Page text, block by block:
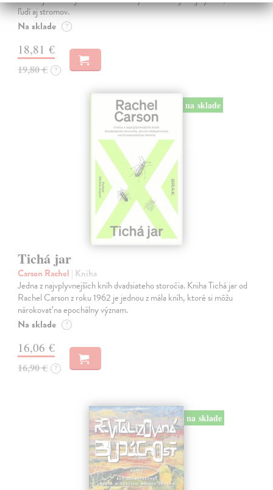
ľudí aj stromov.
Na sklade ?
18,81 €
19,80 € ?
na sklade
Tichá jar
Carson Rachel | Kniha
Jedna z najvplyvnejších kníh dvadsiateho storočia. Kniha Tichá jar od
Rachel Carson z roku 1962 je jednou z mála kníh, ktoré si môžu
nárokovať na epochálny význam.
Na sklade ?
16,06 €
16,90 € ?
na sklade